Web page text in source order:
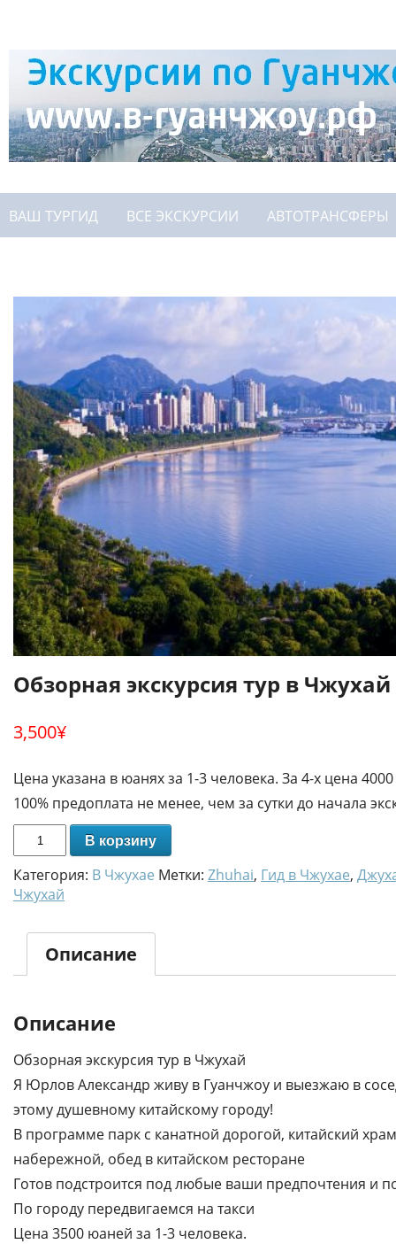
ВАШ ТУРГИД ВСЕ ЭКСКУРСИИ АВТОТРАНСФЕРЫ
Обзорная экскурсия тур в Чжухай
3,500¥
Цена указана в юанях за 1-3 человека. За 4-x цена
100% предоплата не менее, чем за сутки до начала
В корзину
Категория: В Чжухае Метки: Zhuhai, Гид в Чжухае,
Чжухай
Описание
Описание
Обзорная экскурсия тур в Чжухай
Я Юрлов Александр живу в Гуанчжоу и выезжаю в
этому душевному китайскому городу!
В программе парк с канатной дорогой, китайский
набережной, обед в китайском ресторане
Готов подстроится под любые ваши предпочтения и
По городу передвигаемся на такси
Цена 3500 юаней за 1-3 человека.